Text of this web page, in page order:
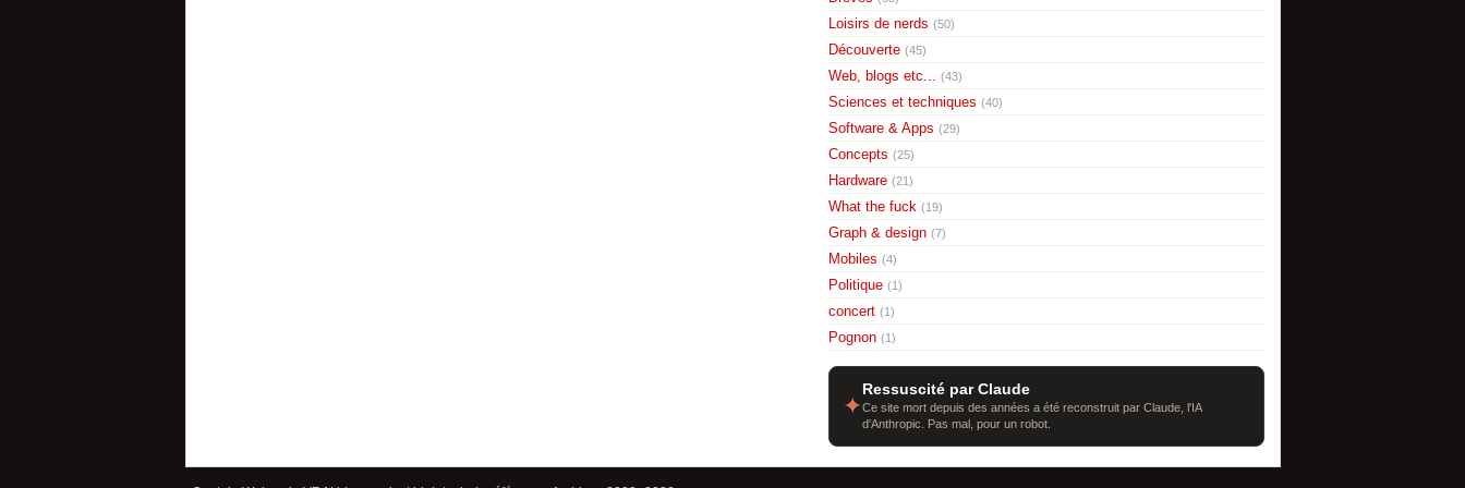
Loisirs de nerds (50)
Découverte (45)
Web, blogs etc... (43)
Sciences et techniques (40)
Software & Apps (29)
Concepts (25)
Hardware (21)
What the fuck (19)
Graph & design (7)
Mobiles (4)
Politique (1)
concert (1)
Pognon (1)
✦
Ressuscité par Claude
Ce site mort depuis des années a été reconstruit par Claude, l'IA
d'Anthropic. Pas mal, pour un robot.